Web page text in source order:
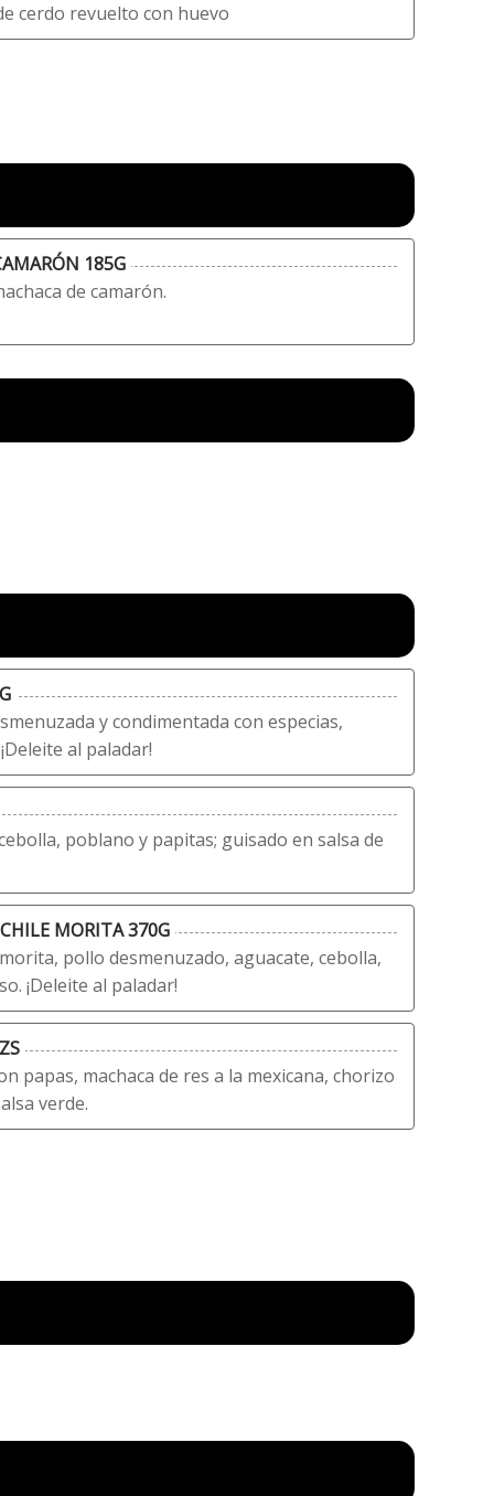
cerdo revuelto con huevo
185G
de camarón.
y condimentada con especias,
al paladar!
poblano y papitas; guisado en salsa de
MORITA 370G
pollo desmenuzado, aguacate, cebolla,
¡Deleite al paladar!
papas, machaca de res a la mexicana, chorizo
verde.